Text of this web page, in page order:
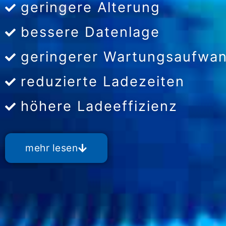
geringere Alterung
bessere Datenlage
geringerer
reduzierte Ladezeiten
höhere Ladeeffizienz
mehr lesen